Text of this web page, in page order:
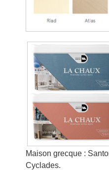
Maison grecque :
Cyclades.